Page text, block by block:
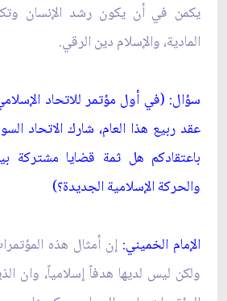
يكمن في أن يكون رشد الإنسان
المادية، والإسلام دين الرقي.
سؤال: (في أول مؤتمر للاتحاد
عقد ربيع هذا العام، شارك الاتحاد
باعتقادكم هل ثمة قضايا مشتركة
والحركة الإسلامية الجديدة؟)
الإمام الخميني: إن أمثال هذه
ولكن ليس لديها هدفاً إسلامياً، وان